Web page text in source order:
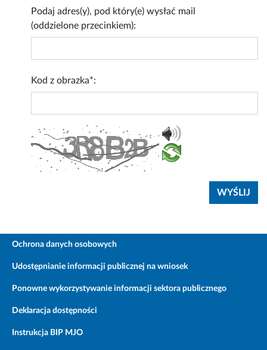
Podaj adres(y), pod który(e) wysłać mail
(oddzielone przecinkiem):
Kod z obrazka*:
Ochrona danych osobowych
Udostępnianie informacji publicznej na wniosek
Ponowne wykorzystywanie informacji sektora publicznego
Deklaracja dostępności
Instrukcja BIP MJO